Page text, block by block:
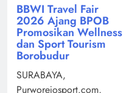
BBWI Travel Fair
2026 Ajang BPOB
Promosikan Wellness
dan Sport Tourism
Borobudur
SURABAYA,
Purworejosport.com,